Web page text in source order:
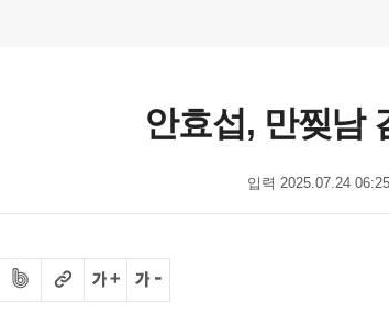
안효섭, 만찢남
입력 2025.07.24 06:25